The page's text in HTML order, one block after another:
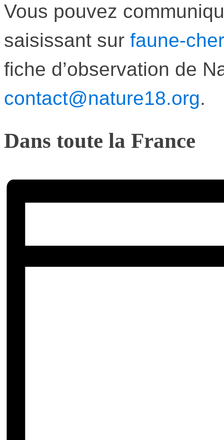
Vous pouvez
saisissant sur faune-
fiche d’observation de
contact@nature18.org.
Dans toute la France